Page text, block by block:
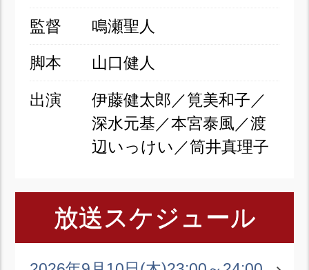
監督 鳴瀬聖人
脚本 山口健人
出演
伊藤健太郎／筧美和子／
深水元基／本宮泰風／渡
辺いっけい／筒井真理子
放送スケジュール